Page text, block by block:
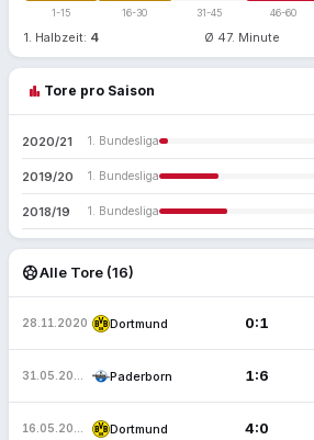
1-15 16-30 31-45 46-60
1. Halbzeit: 4 Ø 47. Minute
bar_chart Tore pro Saison
2020/21 1. Bundesliga
2019/20 1. Bundesliga
2018/19 1. Bundesliga
sports_soccerAlle Tore (16)
28.11.2020 Dortmund 0:1
Paderborn 1:6
Dortmund 4:0